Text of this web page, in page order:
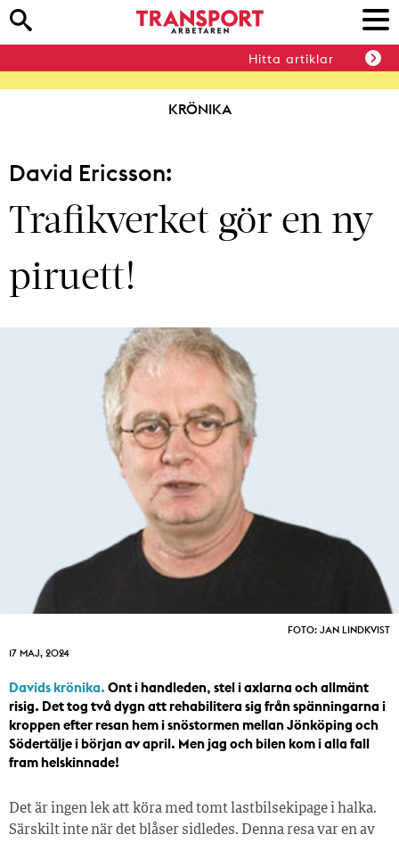
Hitta artiklar
KRÖNIKA
David Ericsson:
Trafikverket gör en ny
piruett!
FOTO: JAN LINDKVIST
17 MAJ, 2024
Davids krönika. Ont i handleden, stel i axlarna och allmänt
risig. Det tog två dygn att rehabilitera sig från spänningarna i
kroppen efter resan hem i snöstormen mellan Jönköping och
Södertälje i början av april. Men jag och bilen kom i alla fall
fram helskinnade!
Det är ingen lek att köra med tomt lastbilsekipage i halka.
Särskilt inte när det blåser sidledes. Denna resa var en av